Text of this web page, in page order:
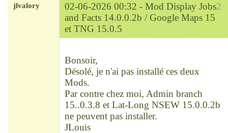
2
jlvalory 02-06-2026 00:32 - Mod Display Jobs
and Facts 14.0.0.2b / Google Maps 15
et TNG 15.0.5
Bonsoir,
Désolé, je n'ai pas installé ces deux
Mods.
Par contre chez moi, Admin branch
15..0.3.8 et Lat-Long NSEW 15.0.0.2b
ne peuvent pas installer.
JLouis